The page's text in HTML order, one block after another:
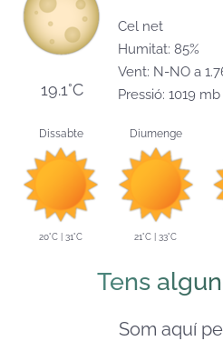
19.1°C
Cel net
Humitat: 85%
Vent: N-NO a
Pressió: 1019 mb
Dissabte
20°C | 31°C
Diumenge
21°C | 33°C
Tens
Som aquí